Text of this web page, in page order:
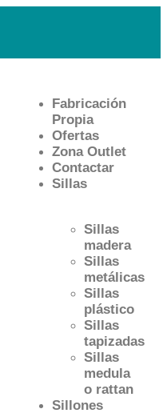
Fabricación
Propia
Ofertas
Zona Outlet
Contactar
Sillas
Sillas
madera
Sillas
metálicas
Sillas
plástico
Sillas
tapizadas
Sillas
medula
o rattan
Sillones